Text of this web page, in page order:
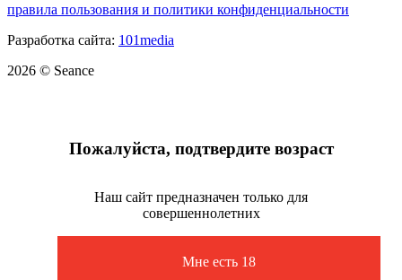
правила пользования и политики конфиденциальности
Разработка сайта: 101media
2026 © Seance
Пожалуйста, подтвердите возраст
Наш сайт предназначен только для
совершеннолетних
Мне есть 18